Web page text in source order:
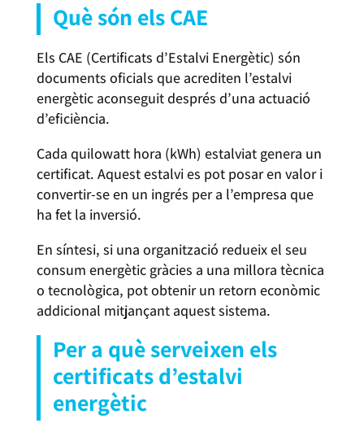
Què són els CAE
Els CAE (Certificats d’Estalvi Energètic) són
documents oficials que acrediten l’estalvi
energètic aconseguit després d’una actuació
d’eficiència.
Cada quilowatt hora (kWh) estalviat genera un
certificat. Aquest estalvi es pot posar en valor i
convertir-se en un ingrés per a l’empresa que
ha fet la inversió.
En síntesi, si una organització redueix el seu
consum energètic gràcies a una millora tècnica
o tecnològica, pot obtenir un retorn econòmic
addicional mitjançant aquest sistema.
Per a què serveixen els
certificats d’estalvi
energètic